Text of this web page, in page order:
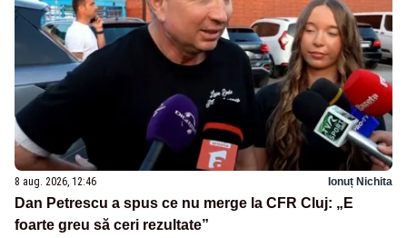
8 aug. 2026, 12:46 Ionuț Nichita
Dan Petrescu a spus ce nu merge la CFR Cluj: „E
foarte greu să ceri rezultate”